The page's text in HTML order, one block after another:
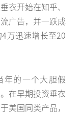
衣开始在知乎、
广告，并一跃成
万迅速增长至20
的一个大胆假
在早期投资垂衣
美国同类产品，